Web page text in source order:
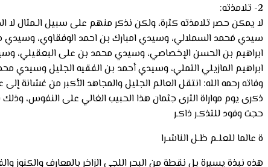
2- تلامذته:
لا يمكن حصر تلامذته كثرة، ولكن نذكر منهم على سبيل الـمثال
سيدي مَحمد السملالي، وسيدي امبارك بن احمد الوفقاوي،
ابراهيم بن الحسن الإخصاصي، وسيدي محمد بن على البعقيلي،
ابراهيم المازيلي التملي، وسيدي أحمد بن الفقيه الجليل وسيدي
وفاته رحمه الله: انتقل العالم الجليل والمجاهد الأكبر من
ذكرى يوم مواراة الثرى جثمان هذا الحبيب الغالي على النفوس، وذلك في يوم 19 ربيع الثاني 1397 الموافق
حجت وفود للتذكـر ذاكـر
ة عالما للعلـم ظـل الناشـرا
هذه نبذة يسيرة بل نقطة من البحر اللجي الزاخر بالمعارف والكنوز